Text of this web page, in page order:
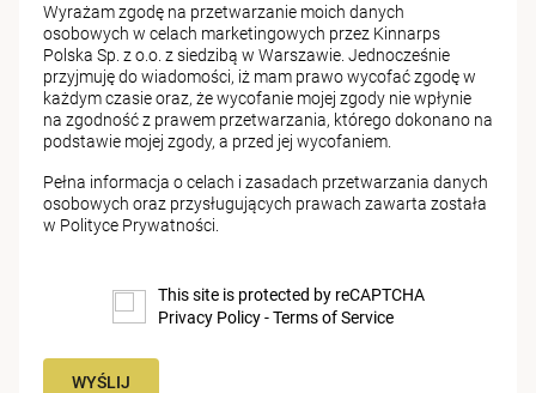
Wyrażam zgodę na przetwarzanie moich danych
osobowych w celach marketingowych przez Kinnarps
Polska Sp. z o.o. z siedzibą w Warszawie. Jednocześnie
przyjmuję do wiadomości, iż mam prawo wycofać zgodę w
każdym czasie oraz, że wycofanie mojej zgody nie wpłynie
na zgodność z prawem przetwarzania, którego dokonano na
podstawie mojej zgody, a przed jej wycofaniem.
Pełna informacja o celach i zasadach przetwarzania danych
osobowych oraz przysługujących prawach zawarta została
w Polityce Prywatności
This site is protected by reCAPTCHA
Privacy Policy-Terms of Service
WYŚLIJ